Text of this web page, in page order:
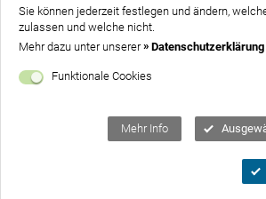
Über uns
Angebote
Gut zu wissen
Sie können jederzeit festlegen und ändern,
zulassen und welche nicht.
Mehr dazu unter unserer
Datenschutzerklärung
Funktionale Cookies
Mehr Info